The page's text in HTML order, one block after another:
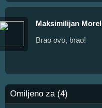
Maksimilijan Morel
Brao ovo, brao!
Omiljeno za (4)